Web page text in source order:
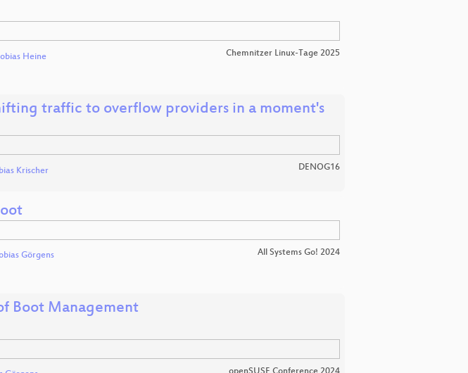
Heine Chemnitzer Linux-Tage 2025
traffic to overflow providers in a moment's
Krischer DENOG16
Görgens All Systems Go! 2024
Boot Management